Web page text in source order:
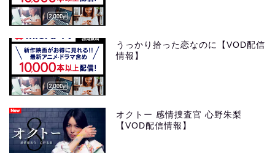
うっかり拾った恋なのに【VOD配信
情報】
オクトー 感情捜査官 心野朱梨
【VOD配信情報】